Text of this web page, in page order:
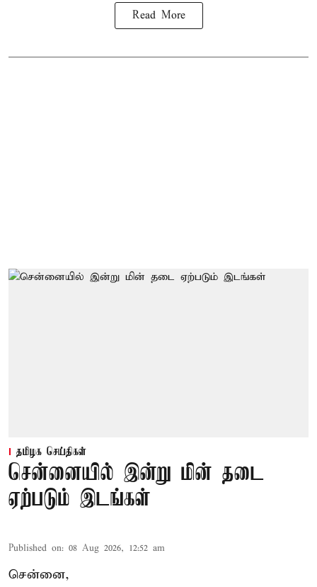
Read More
தமிழக செய்திகள்
சென்னையில் இன்று மின் தடை
ஏற்படும் இடங்கள்
Published on: 08 Aug 2026, 12:52 am
சென்னை,